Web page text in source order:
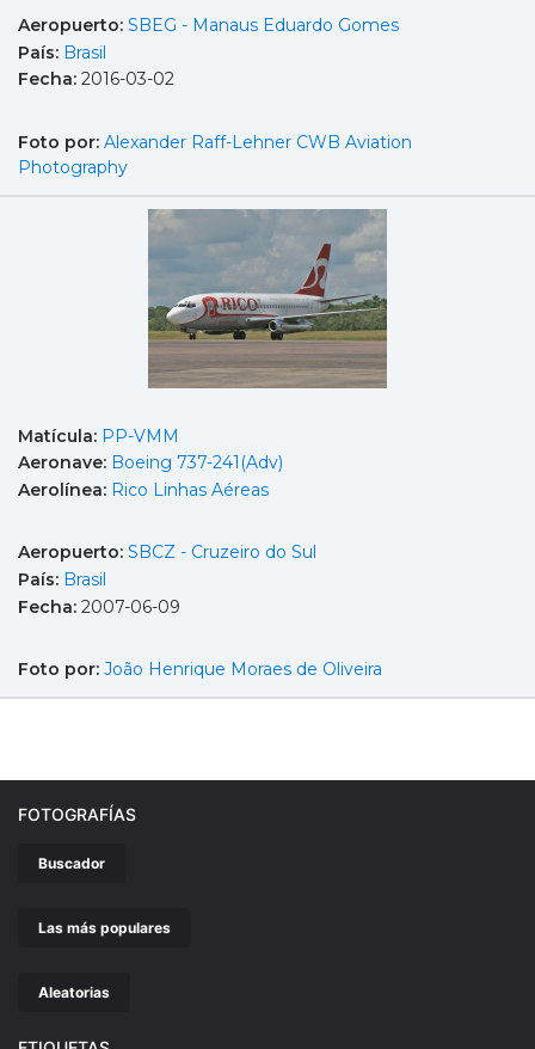
Aeropuerto: SBEG - Manaus Eduardo Gomes
País: Brasil
Fecha: 2016-03-02
Foto por: Alexander Raff-Lehner CWB Aviation
Photography
Matícula: PP-VMM
Aeronave: Boeing 737-241(Adv)
Aerolínea: Rico Linhas Aéreas
Aeropuerto: SBCZ - Cruzeiro do Sul
País: Brasil
Fecha: 2007-06-09
Foto por: João Henrique Moraes de Oliveira
FOTOGRAFÍAS
Buscador
Las más populares
Aleatorias